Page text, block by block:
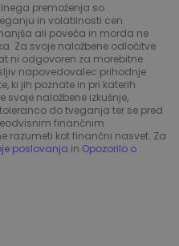
premoženja so
in volatilnosti cen.
ali poveča in morda ne
Za svoje naložbene odločitve
ni odgovoren za morebitne
napovedovalec prihodnje
ki jih poznate in pri katerih
svoje naložbene izkušnje,
do tveganja ter se pred
finančnim
razumeti kot finančni nasvet. Za
poslovanja in Opozorilo o